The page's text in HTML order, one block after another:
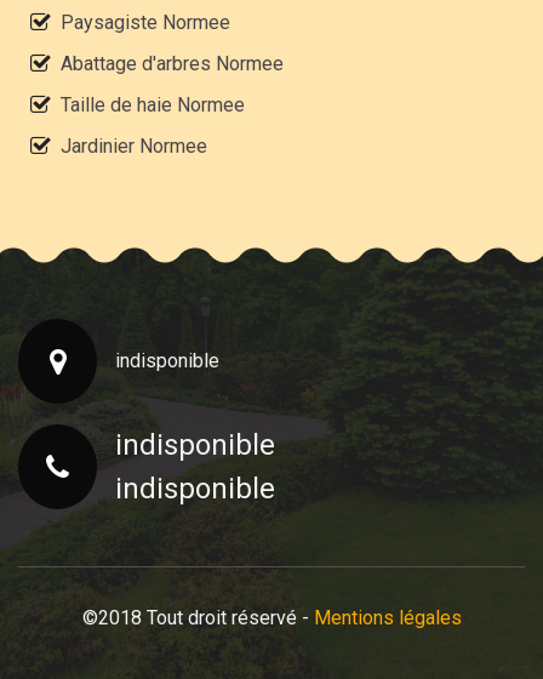
Paysagiste Normee
Abattage d'arbres Normee
Taille de haie Normee
Jardinier Normee
indisponible
indisponible
indisponible
©2018 Tout droit réservé - Mentions légales